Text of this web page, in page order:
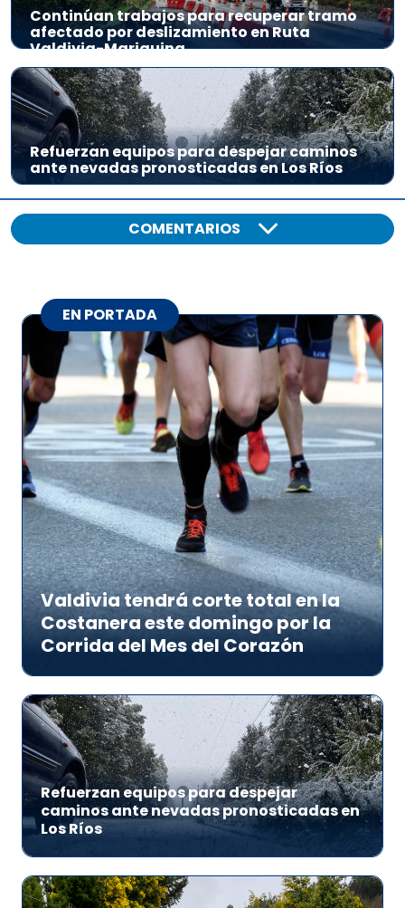
Continúan trabajos para recuperar tramo
afectado por deslizamiento en Ruta
Valdivia-Mariquina
Refuerzan equipos para despejar caminos
ante nevadas pronosticadas en Los Ríos
COMENTARIOS
EN PORTADA
Valdivia tendrá corte total en la
Costanera este domingo por la
Corrida del Mes del Corazón
Refuerzan equipos para despejar
caminos ante nevadas pronosticadas en
Los Ríos